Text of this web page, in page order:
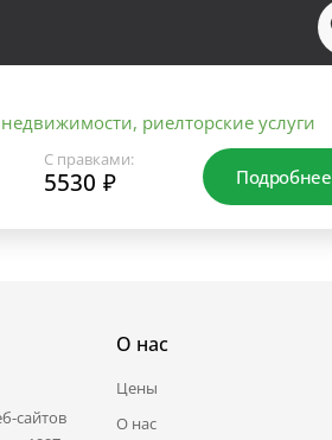
недвижимости, риелторские услуги
С правками:
5530 ₽ Подробнее
сайтов
О нас
Цены
О нас